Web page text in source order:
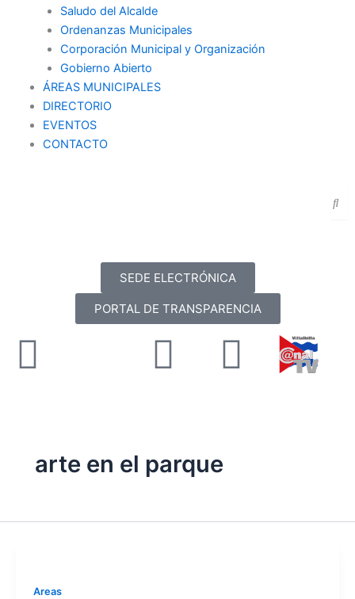
Saludo del Alcalde
Ordenanzas Municipales
Corporación Municipal y Organización
Gobierno Abierto
ÁREAS MUNICIPALES
DIRECTORIO
EVENTOS
CONTACTO
SEDE ELECTRÓNICA
PORTAL DE TRANSPARENCIA
FacebookYoutube
arte en el parque
Areas